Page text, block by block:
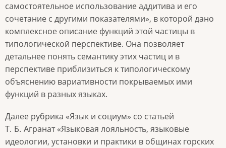
самостоятельное использование аддитива и его
сочетание с другими показателями», в которой дано
комплексное описание функций этой частицы в
типологической перспективе. Она позволяет
детальнее понять семантику этих частиц и в
перспективе приблизиться к типологическому
объяснению вариативности покрываемых ими
функций в разных языках.
Далее рубрика «Язык и социум» со статьей
Т. Б. Агранат «Языковая лояльность, языковые
идеологии, установки и практики в общинах горских